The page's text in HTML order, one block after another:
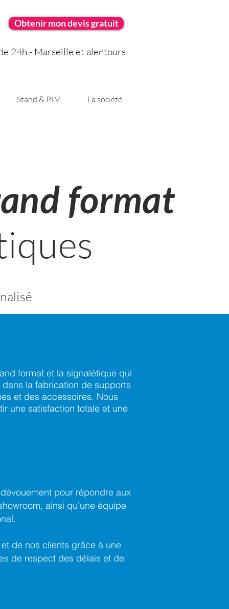
Obtenir mon devis gratuit
24h - Marseille et alentours
Stand & PLV La société
format
format et la signalétique qui
la fabrication de supports
et des accessoires. Nous
une satisfaction totale et une
pour répondre aux
ainsi qu'une équipe
de nos clients grâce à une
de respect des délais et de